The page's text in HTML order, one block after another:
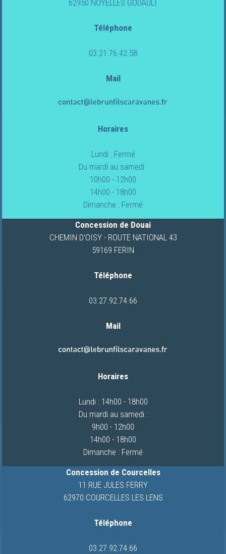
CARAVANES
62950 NOYELLES GODAULT
Téléphone
03.21.76.42.58
Mail
Horaires
Lundi : Fermé
Du mardi au samedi :
10h00 - 12h00
14h00 - 18h00
Dimanche : Fermé
Concession de Douai
CHEMIN D'OISY - ROUTE NATIONAL 43
59169 FERIN
Téléphone
03.27.92.74.66
Mail
Horaires
Lundi : 14h00 - 18h00
Du mardi au samedi :
9h00 - 12h00
14h00 - 18h00
Dimanche : Fermé
Concession de Courcelles
11 RUE JULES FERRY
62970 COURCELLES LES LENS
Téléphone
03.27.92.74.66